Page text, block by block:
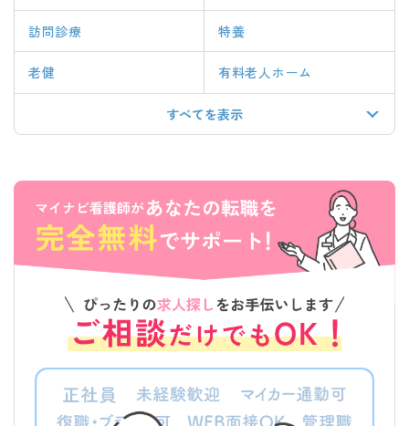
訪問診療 特養
老健 有料老人ホーム
すべてを表示